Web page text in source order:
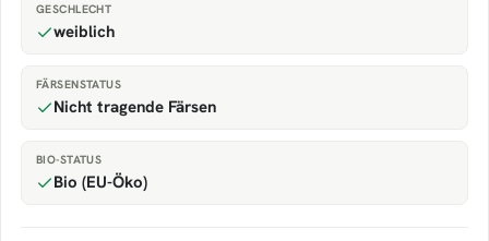
GESCHLECHT
weiblich
FÄRSENSTATUS
Nicht tragende Färsen
BIO-STATUS
Bio (EU-Öko)